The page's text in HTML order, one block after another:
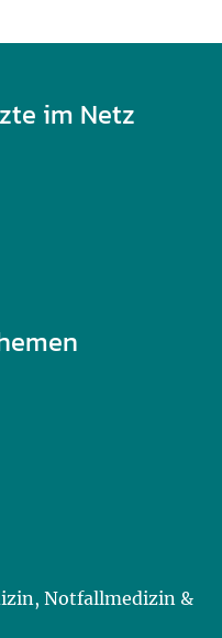
im Netz
Notfallmedizin &